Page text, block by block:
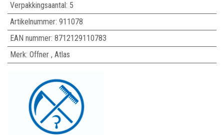
Verpakkingsaantal: 5
Artikelnummer: 911078
EAN nummer: 8712129110783
Merk: Offner, Atlas